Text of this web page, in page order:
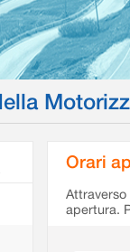
Orari
Attraverso
apertura.